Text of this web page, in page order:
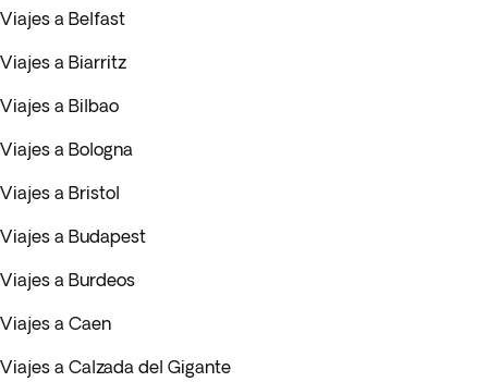
Viajes a Belfast
Viajes a Biarritz
Viajes a Bilbao
Viajes a Bologna
Viajes a Bristol
Viajes a Budapest
Viajes a Burdeos
Viajes a Caen
Viajes a Calzada del Gigante